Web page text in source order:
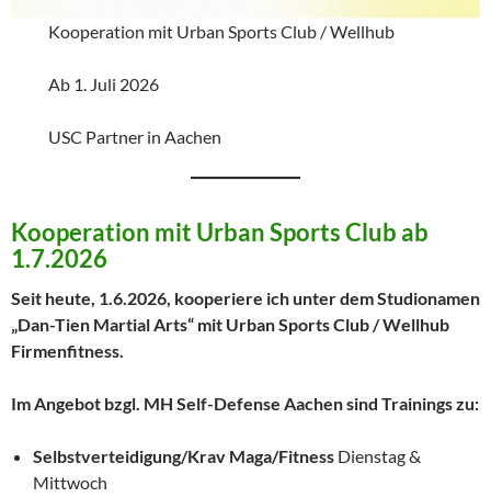
Kooperation mit Urban Sports Club / Wellhub
Ab 1. Juli 2026
USC Partner in Aachen
Kooperation mit Urban Sports Club ab
1.7.2026
Seit heute, 1.6.2026, kooperiere ich unter dem Studionamen
„Dan-Tien Martial Arts“ mit Urban Sports Club / Wellhub
Firmenfitness.
Im Angebot bzgl. MH Self-Defense Aachen sind Trainings zu:
Selbstverteidigung/Krav Maga/Fitness Dienstag &
Mittwoch